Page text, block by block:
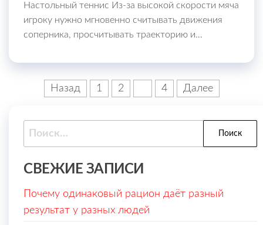
Настольный теннис Из-за высокой скорости мяча
игроку нужно мгновенно считывать движения
соперника, просчитывать траекторию и…
Пагинация
Назад 1 2 4 Далее
Найти:
СВЕЖИЕ ЗАПИСИ
Почему одинаковый рацион даёт разный
результат у разных людей